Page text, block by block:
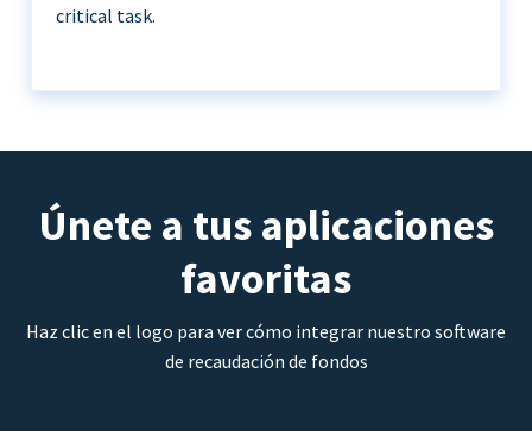
critical task.
Únete a tus aplicaciones
favoritas
Haz clic en el logo para ver cómo integrar nuestro software
de recaudación de fondos